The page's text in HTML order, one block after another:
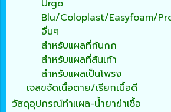
Urgo
Blu/Coloplast/Easyfoam/
อื่นๆ
สำหรับแผลที่ก้นกก
สำหรับแผลที่ส้นเท้า
สำหรับแผลเป็นโพรง
เจลขจัดเนื้อตาย/เรียกเนื้อดี
วัสดุอุปกรณ์ทำแผล-น้ำยาฆ่าเชื้อ